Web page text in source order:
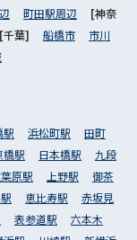
町田駅周辺
[神奈
[千葉] 船橋市
市川
駅 浜松町駅
田町
橋駅 日本橋駅
九段
原駅 上野駅
御茶
恵比寿駅
赤坂見
表参道駅
六本木